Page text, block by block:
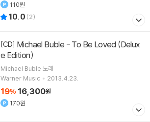
110원
10.0 (2)
[CD]
e Edition)
Michael Buble 노래
Warner Music
2013.4.23.
19% 16,300원
170원